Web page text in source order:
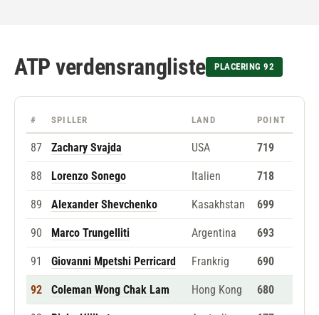
ATP verdensrangliste PLACERING 92
# SPILLER LAND POINT
87 Zachary Svajda USA 719
88 Lorenzo Sonego Italien 718
89 Alexander Shevchenko Kasakhstan 699
90 Marco Trungelliti Argentina 693
91 Giovanni Mpetshi Perricard Frankrig 690
92 Coleman Wong Chak Lam Hong Kong 680